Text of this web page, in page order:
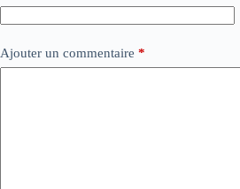
Ajouter un commentaire *